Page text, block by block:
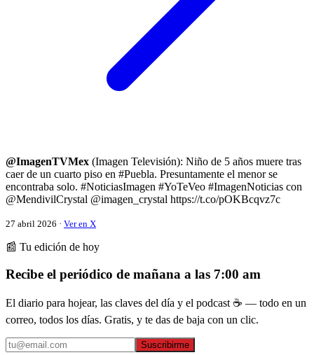
@ImagenTVMex (Imagen Televisión): Niño de 5 años muere tras
caer de un cuarto piso en #Puebla. Presuntamente el menor se
encontraba solo. #NoticiasImagen #YoTeVeo #ImagenNoticias con
@MendivilCrystal @imagen_crystal https://t.co/pOKBcqvz7c
27 abril 2026 · Ver en X
📰 Tu edición de hoy
Recibe el periódico de mañana a las 7:00 am
El diario para hojear, las claves del día y el podcast ☕ — todo en un
correo, todos los días. Gratis, y te das de baja con un clic.
Suscribirme